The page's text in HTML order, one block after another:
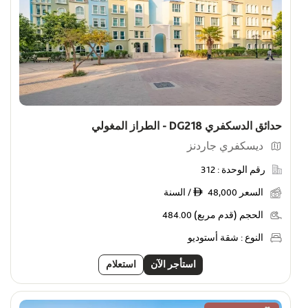
حدائق الدسكفري DG218 - الطراز المغولي
ديسكفري جاردنز
رقم الوحدة : 312
السعر ê 48,000 / السنة
الحجم (قدم مربع) 484.00
النوع : شقة أستوديو
استأجر الآن استعلام